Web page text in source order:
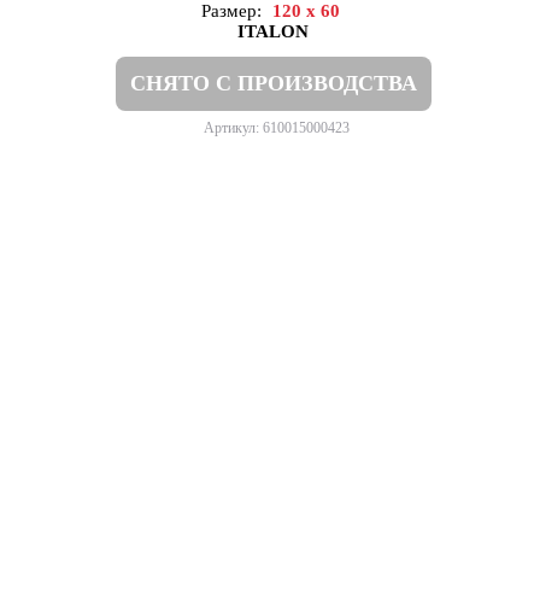
Размер:
120 x 60
ITALON
СНЯТО С ПРОИЗВОДСТВА
Артикул: 610015000423